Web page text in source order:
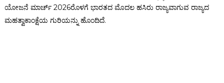
ಯೋಜನೆ ಮಾರ್ಚ್ 2026ರೊಳಗೆ ಭಾರತದ ಮೊದಲ ಹಸಿರು ರಾಜ್ಯವಾಗುವ ರಾಜ್ಯದ
ಮಹತ್ವಾಕಾಂಕ್ಷೆಯ ಗುರಿಯನ್ನು ಹೊಂದಿದೆ.